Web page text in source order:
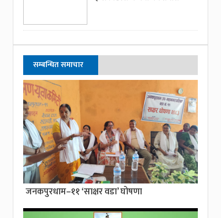
सम्बन्धित समाचार
जनकपुरधाम–११ ‘साक्षर वडा’ घोषणा